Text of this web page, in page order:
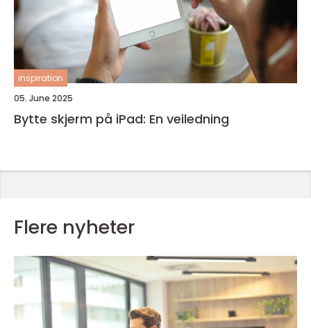
inspiration
05. June 2025
Bytte skjerm på iPad: En veiledning
Flere nyheter